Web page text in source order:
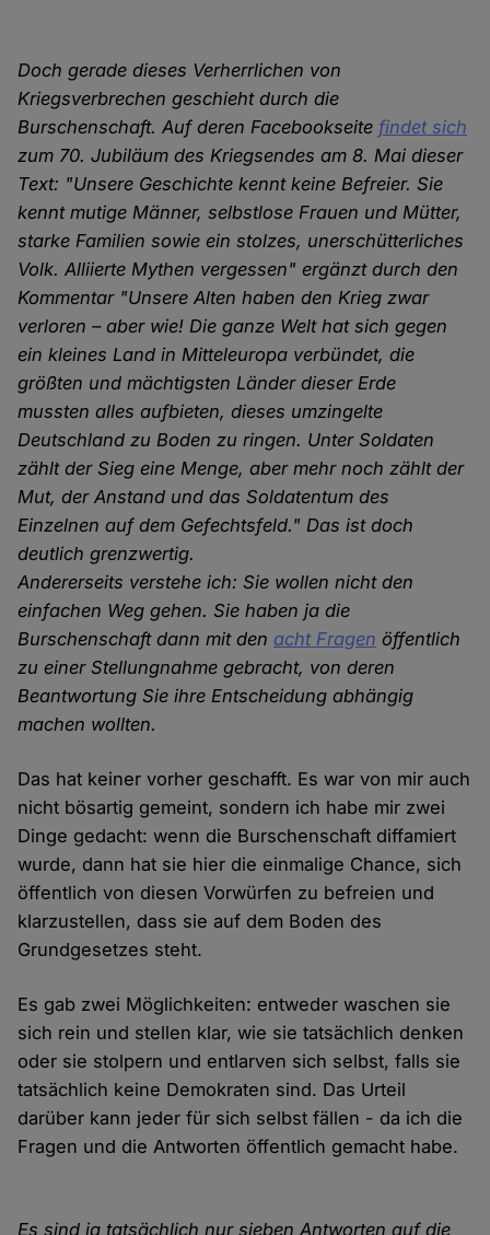
Doch gerade dieses Verherrlichen von
Kriegsverbrechen geschieht durch die
Burschenschaft. Auf deren Facebookseite findet sich
zum 70. Jubiläum des Kriegsendes am 8. Mai dieser
Text: "Unsere Geschichte kennt keine Befreier. Sie
kennt mutige Männer, selbstlose Frauen und Mütter,
starke Familien sowie ein stolzes, unerschütterliches
Volk. Alliierte Mythen vergessen" ergänzt durch den
Kommentar "Unsere Alten haben den Krieg zwar
verloren – aber wie! Die ganze Welt hat sich gegen
ein kleines Land in Mitteleuropa verbündet, die
größten und mächtigsten Länder dieser Erde
mussten alles aufbieten, dieses umzingelte
Deutschland zu Boden zu ringen. Unter Soldaten
zählt der Sieg eine Menge, aber mehr noch zählt der
Mut, der Anstand und das Soldatentum des
Einzelnen auf dem Gefechtsfeld." Das ist doch
deutlich grenzwertig.
Andererseits verstehe ich: Sie wollen nicht den
einfachen Weg gehen. Sie haben ja die
Burschenschaft dann mit den acht Fragen öffentlich
zu einer Stellungnahme gebracht, von deren
Beantwortung Sie ihre Entscheidung abhängig
machen wollten.
Das hat keiner vorher geschafft. Es war von mir auch
nicht bösartig gemeint, sondern ich habe mir zwei
Dinge gedacht: wenn die Burschenschaft diffamiert
wurde, dann hat sie hier die einmalige Chance, sich
öffentlich von diesen Vorwürfen zu befreien und
klarzustellen, dass sie auf dem Boden des
Grundgesetzes steht.
Es gab zwei Möglichkeiten: entweder waschen sie
sich rein und stellen klar, wie sie tatsächlich denken
oder sie stolpern und entlarven sich selbst, falls sie
tatsächlich keine Demokraten sind. Das Urteil
darüber kann jeder für sich selbst fällen - da ich die
Fragen und die Antworten öffentlich gemacht habe.
Es sind ja tatsächlich nur sieben Antworten auf die